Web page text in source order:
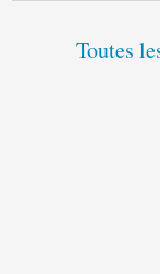
Toutes